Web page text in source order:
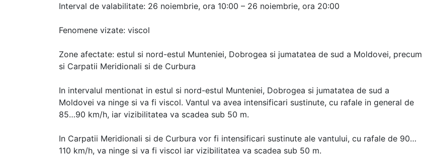
Interval de valabilitate: 26 noiembrie, ora 10:00 – 26 noiembrie, ora 20:00
Fenomene vizate: viscol
Zone afectate: estul si nord-estul Munteniei, Dobrogea si jumatatea de sud a Moldovei, precum
si Carpatii Meridionali si de Curbura
In intervalul mentionat in estul si nord-estul Munteniei, Dobrogea si jumatatea de sud a
Moldovei va ninge si va fi viscol. Vantul va avea intensificari sustinute, cu rafale in general de
85…90 km/h, iar vizibilitatea va scadea sub 50 m.
In Carpatii Meridionali si de Curbura vor fi intensificari sustinute ale vantului, cu rafale de 90…
110 km/h, va ninge si va fi viscol iar vizibilitatea va scadea sub 50 m.